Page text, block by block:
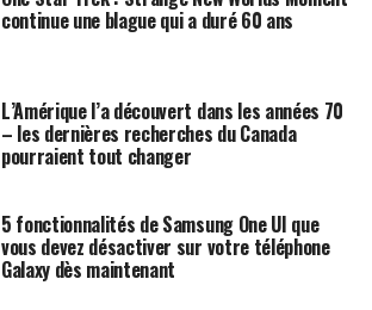
continue une blague qui a duré 60 ans
L’Amérique l’a découvert dans les années 70
– les dernières recherches du Canada
pourraient tout changer
5 fonctionnalités de Samsung One UI que
vous devez désactiver sur votre téléphone
Galaxy dès maintenant